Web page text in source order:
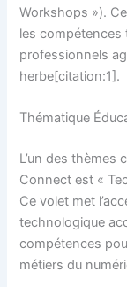
Workshops »).
les compétences
professionnels
herbe[citation:1].
Thématique
L’un des thèmes
Connect est «
Ce volet met
technologique
compétences
métiers du